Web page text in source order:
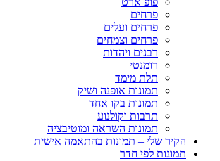
פרחים
פרחים ועלים
פרחים וצמחים
רבנים ויהדות
רומנטי
תלת מימד
תמונות אופנה ושיק
תמונות בקו אחד
תרבות וקולנוע
תמונות השראה ומוטיבציה
הקיר שלי – תמונות בהתאמה אישית
תמונות לפי חדר